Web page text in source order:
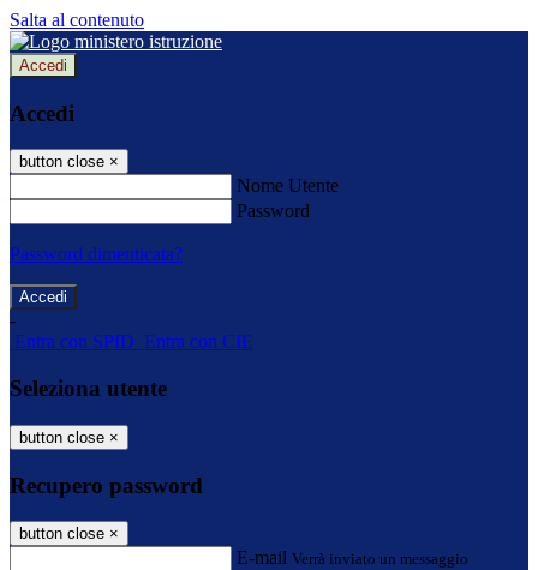
Salta al contenuto
Accedi
Accedi
button close ×
Nome Utente
Password
Password dimenticata?
-
Entra con SPID Entra con CIE
Seleziona utente
button close ×
Recupero password
button close ×
E-mail Verrà inviato un messaggio